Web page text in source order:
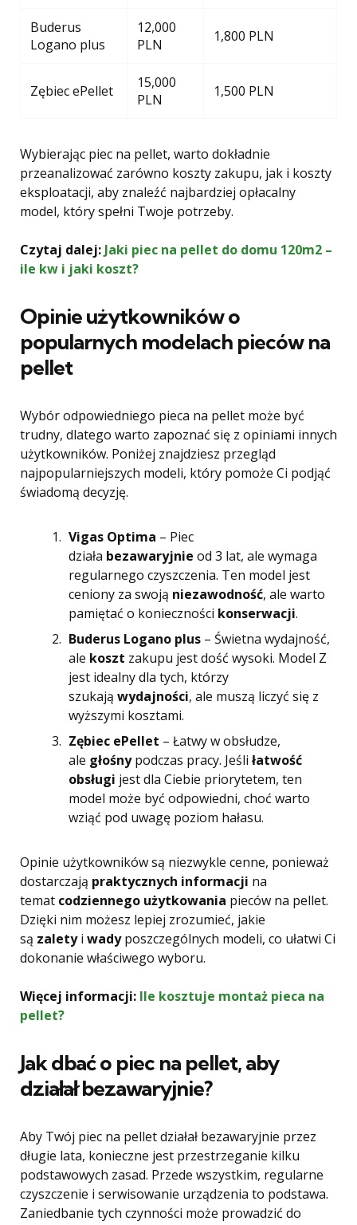
Buderus
Logano plus
12,000
PLN
1,800 PLN
Zębiec ePellet
15,000
PLN
1,500 PLN
Wybierając piec na pellet, warto dokładnie
przeanalizować zarówno koszty zakupu, jak i koszty
eksploatacji, aby znaleźć najbardziej opłacalny
model, który spełni Twoje potrzeby.
Czytaj dalej: Jaki piec na pellet do domu 120m2 –
ile kw i jaki koszt?
Opinie użytkowników o
popularnych modelach pieców na
pellet
Wybór odpowiedniego pieca na pellet może być
trudny, dlatego warto zapoznać się z opiniami innych
użytkowników. Poniżej znajdziesz przegląd
najpopularniejszych modeli, który pomoże Ci podjąć
świadomą decyzję.
Vigas Optima – Piec
działa bezawaryjnie od 3 lat, ale wymaga
regularnego czyszczenia. Ten model jest
ceniony za swoją niezawodność, ale warto
pamiętać o konieczności konserwacji.
Buderus Logano plus – Świetna wydajność,
ale koszt zakupu jest dość wysoki. Model Z
jest idealny dla tych, którzy
szukają wydajności, ale muszą liczyć się z
wyższymi kosztami.
Zębiec ePellet – Łatwy w obsłudze,
ale głośnypodczas pracy. Jeśli łatwość
obsługi jest dla Ciebie priorytetem, ten
model może być odpowiedni, choć warto
wziąć pod uwagę poziom hałasu.
Opinie użytkowników są niezwykle cenne, ponieważ
dostarczają praktycznych informacji na
temat codziennego użytkowania pieców na pellet.
Dzięki nim możesz lepiej zrozumieć, jakie
są zaletyi wadyposzczególnych modeli, co ułatwi Ci
dokonanie właściwego wyboru.
Więcej informacji: Ile kosztuje montaż pieca na
pellet?
Jak dbać o piec na pellet, aby
działał bezawaryjnie?
Aby Twój piec na pellet działał bezawaryjnie przez
długie lata, konieczne jest przestrzeganie kilku
podstawowych zasad. Przede wszystkim, regularne
czyszczenie i serwisowanie urządzenia to podstawa.
Zaniedbanie tych czynności może prowadzić do